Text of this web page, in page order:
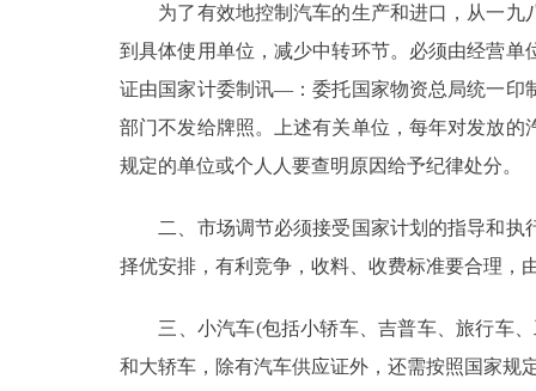
为了有效地控制汽车的生产和进口，从一九
到具体使用单位，减少中转环节。必须由经营
证由国家计委制讯—：委托国家物资总局统一印
部门不发给牌照。上述有关单位，每年对发放
规定的单位或个人人要查明原因给予纪律处分。
二、市场调节必须接受国家计划的指导和执
择优安排，有利竞争，收料、收费标准要合理，
三、小汽车(包括小轿车、吉普车、旅行车、
和大轿车，除有汽车供应证外，还需按照国家规